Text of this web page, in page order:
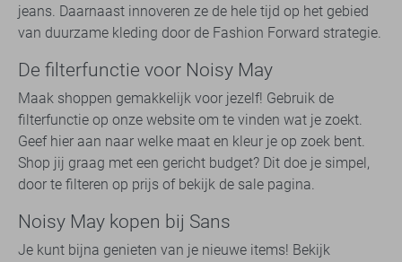
jeans. Daarnaast innoveren ze de hele tijd op het gebied
van duurzame kleding door de Fashion Forward strategie.
De filterfunctie voor Noisy May
Maak shoppen gemakkelijk voor jezelf! Gebruik de
filterfunctie op onze website om te vinden wat je zoekt.
Geef hier aan naar welke maat en kleur je op zoek bent.
Shop jij graag met een gericht budget? Dit doe je simpel,
door te filteren op prijs of bekijk de sale pagina.
Noisy May kopen bij Sans
Je kunt bijna genieten van je nieuwe items! Bekijk